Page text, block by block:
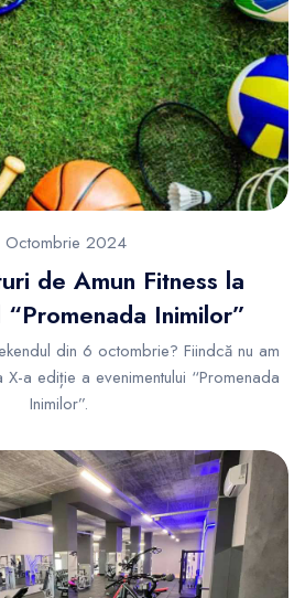
Octombrie 2024
de Amun Fitness la
Inimilor”
din 6 octombrie? Fiindcă nu am
a ediție a evenimentului “Promenada
Inimilor”.